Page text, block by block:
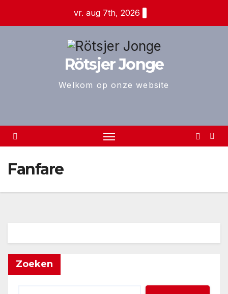
vr. aug 7th, 2026
Rötsjer Jonge
Welkom op onze website
Fanfare
Zoeken